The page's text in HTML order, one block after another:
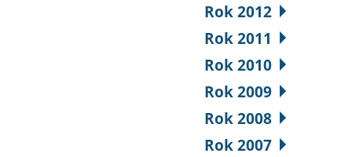
Rok 2012
Rok 2011
Rok 2010
Rok 2009
Rok 2008
Rok 2007